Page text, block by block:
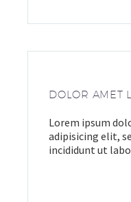
DOLOR AMET
Lorem ipsum
adipisicing elit,
incididunt ut